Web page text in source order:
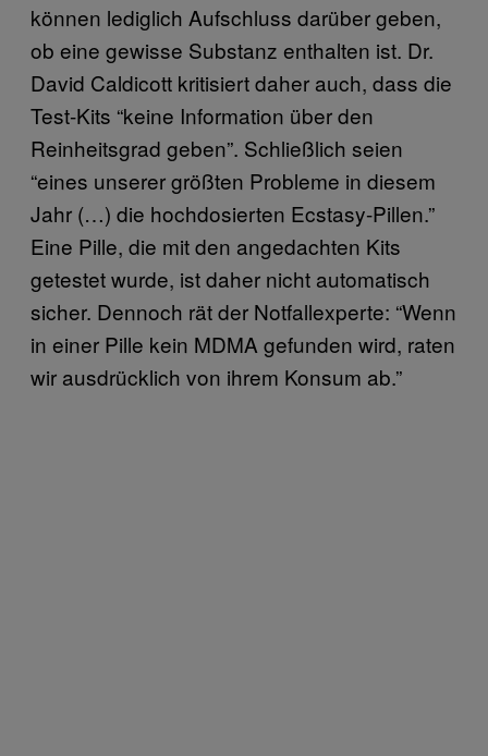
können lediglich Aufschluss darüber geben,
ob eine gewisse Substanz enthalten ist. Dr.
David Caldicott kritisiert daher auch, dass die
Test-Kits “keine Information über den
Reinheitsgrad geben”. Schließlich seien
“eines unserer größten Probleme in diesem
Jahr (…) die hochdosierten Ecstasy-Pillen.”
Eine Pille, die mit den angedachten Kits
getestet wurde, ist daher nicht automatisch
sicher. Dennoch rät der Notfallexperte: “Wenn
in einer Pille kein MDMA gefunden wird, raten
wir ausdrücklich von ihrem Konsum ab.”